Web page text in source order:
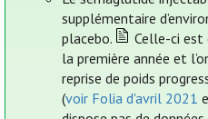
supplémentaire
placebo.
Celle-ci
la première année et
reprise de poids
(voir Folia d'avril 2021